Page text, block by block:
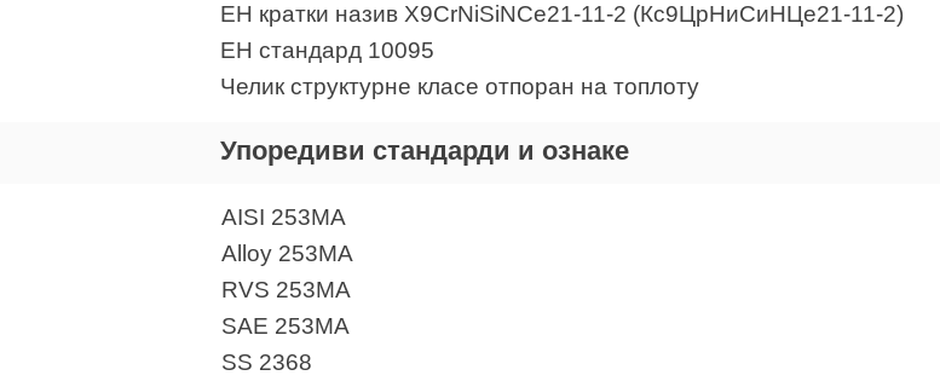
ЕН кратки назив X9CrNiSiNCe21-11-2 (Кс9ЦрНиСиНЦе21-11-2)
ЕН стандард 10095
Челик структурне класе отпоран на топлоту
Упоредиви стандарди и ознаке
AISI 253MA
Alloy 253MA
RVS 253MA
SAE 253MA
SS 2368